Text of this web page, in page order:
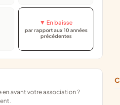
▼ En baisse
par rapport aux 10 années
précédentes